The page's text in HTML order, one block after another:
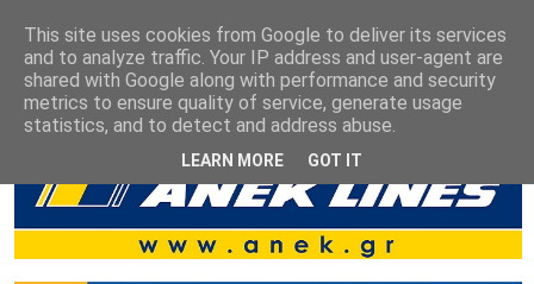
This site uses cookies from Google to deliver its services
and to analyze traffic. Your IP address and user-agent are
shared with Google along with performance and security
metrics to ensure quality of service, generate usage
statistics, and to detect and address abuse.
LEARN MORE GOT IT